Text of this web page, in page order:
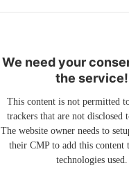
We need your
the service!
This content is not permitted
trackers that are not disclosed
The website owner needs to
their CMP to add this content
technologies used.